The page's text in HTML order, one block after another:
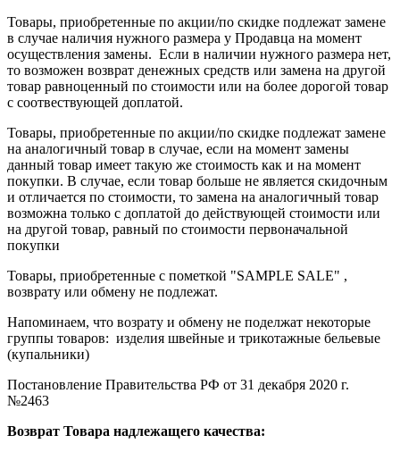
Товары, приобретенные по акции/по скидке подлежат замене
в случае наличия нужного размера у Продавца на момент
осуществления замены. Если в наличии нужного размера нет,
то возможен возврат денежных средств или замена на другой
товар равноценный по стоимости или на более дорогой товар
с соотвествующей доплатой.
Товары, приобретенные по акции/по скидке подлежат замене
на аналогичный товар в случае, если на момент замены
данный товар имеет такую же стоимость как и на момент
покупки. В случае, если товар больше не является скидочным
и отличается по стоимости, то замена на аналогичный товар
возможна только с доплатой до действующей стоимости или
на другой товар, равный по стоимости первоначальной
покупки
Товары, приобретенные с пометкой "SAMPLE SALE" ,
возврату или обмену не подлежат.
Напоминаем, что возрату и обмену не поделжат некоторые
группы товаров: изделия швейные и трикотажные бельевые
(купальники)
Постановление Правительства РФ от 31 декабря 2020 г.
№2463
Возврат Товара надлежащего качества: